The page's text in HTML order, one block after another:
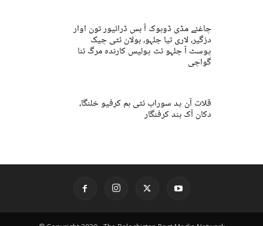
چاغئے مڈی ڈوہوک آ بس ڈرائیور تون اوار
دزگیر، لاری تیا جلہو، بولان ئٹی چیک
پوسٹ آ جلہو ئٹ پولیس کارندہ مرگ ئنا
گواچی
قلات آن پد سوراب ئٹی ہم کرفیو خلنگا،
دکان آک بند کرفنگار